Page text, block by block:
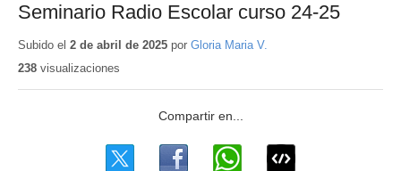
Seminario Radio Escolar curso 24-25
Subido el 2 de abril de 2025 por Gloria Maria V.
238 visualizaciones